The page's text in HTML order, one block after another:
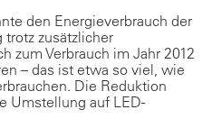
den Energieverbrauch der
zusätzlicher
zum Verbrauch im Jahr 2012
– das ist etwa so viel, wie
Die Reduktion
Umstellung auf LED-